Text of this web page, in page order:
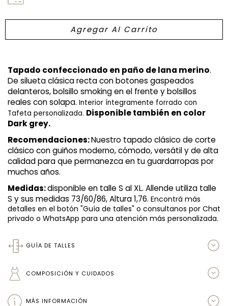
Tapado confeccionado en paño de lana merino.
De silueta clásica recta con botones gaspeados
delanteros, bolsillo smoking en el frente y bolsillos
reales con solapa. Interior íntegramente forrado con
Tafeta personalizada. Disponible también en color
Dark grey.
Recomendaciones: Nuestro tapado clásico de corte
clásico con guiños moderno, cómodo, versátil y de alta
calidad para que permanezca en tu guardarropas por
muchos años.
Medidas: disponible en talle S al XL. Allende utiliza talle
S y sus medidas 73/60/86, Altura 1,76. Encontrá más
detalles en el botón "Guía de talles" o consultanos por Chat
privado o WhatsApp para una atención más personalizada.
GUÍA DE TALLES
COMPOSICIÓN Y CUIDADOS
MÁS INFORMACIÓN